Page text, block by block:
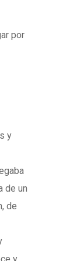
por
y
de un
de